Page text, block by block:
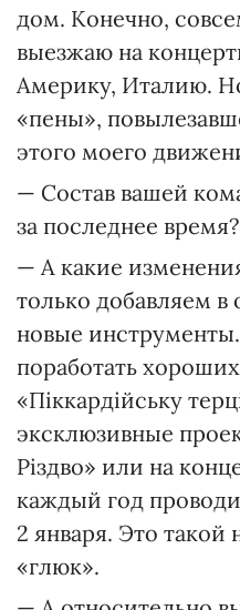
дом. Конечно,
выезжаю на
Америку, Италию.
«пены»,
этого моего
— Состав вашей
за последнее время?
— А какие
только добавляем в
новые
поработать
«Піккардійську
эксклюзивные
Різдво» или на
каждый год
2 января. Это
«глюк».